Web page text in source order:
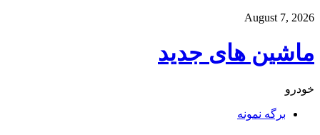
August 7, 2026
ماشین های جدید
خودرو
برگه نمونه